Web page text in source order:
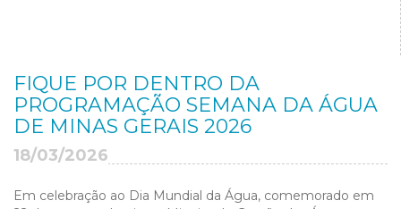
FIQUE POR DENTRO DA
PROGRAMAÇÃO SEMANA DA ÁGUA
DE MINAS GERAIS 2026
18/03/2026
Em celebração ao Dia Mundial da Água, comemorado em